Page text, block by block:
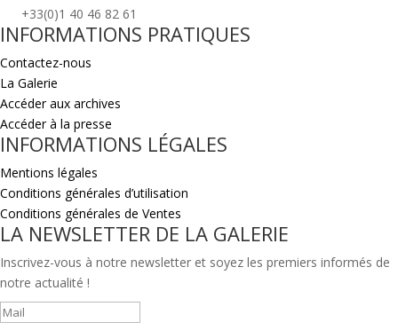
+33(0)1 40 46 82 61
INFORMATIONS PRATIQUES
Contactez-nous
La Galerie
Accéder aux archives
Accéder à la presse
INFORMATIONS LÉGALES
Mentions légales
Conditions générales d’utilisation
Conditions générales de Ventes
LA NEWSLETTER DE LA GALERIE
Inscrivez-vous à notre newsletter et soyez les premiers informés de
notre actualité !